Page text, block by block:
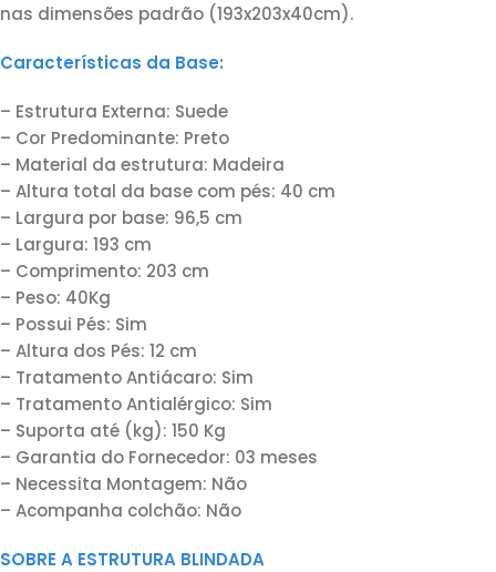
nas dimensões padrão (193x203x40cm).
Características da Base:
– Estrutura Externa: Suede
– Cor Predominante: Preto
– Material da estrutura: Madeira
– Altura total da base com pés: 40 cm
– Largura por base: 96,5 cm
– Largura: 193 cm
– Comprimento: 203 cm
– Peso: 40Kg
– Possui Pés: Sim
– Altura dos Pés: 12 cm
– Tratamento Antiácaro: Sim
– Tratamento Antialérgico: Sim
– Suporta até (kg): 150 Kg
– Garantia do Fornecedor: 03 meses
– Necessita Montagem: Não
– Acompanha colchão: Não
SOBRE A ESTRUTURA BLINDADA